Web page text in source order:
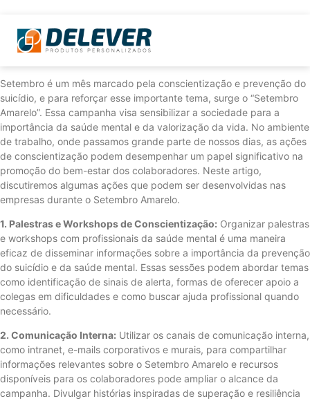
Setembro é um mês marcado pela conscientização e prevenção do
suicídio, e para reforçar esse importante tema, surge o “Setembro
Amarelo”. Essa campanha visa sensibilizar a sociedade para a
importância da saúde mental e da valorização da vida. No ambiente
de trabalho, onde passamos grande parte de nossos dias, as ações
de conscientização podem desempenhar um papel significativo na
promoção do bem-estar dos colaboradores. Neste artigo,
discutiremos algumas ações que podem ser desenvolvidas nas
empresas durante o Setembro Amarelo.
1. Palestras e Workshops de Conscientização: Organizar palestras
e workshops com profissionais da saúde mental é uma maneira
eficaz de disseminar informações sobre a importância da prevenção
do suicídio e da saúde mental. Essas sessões podem abordar temas
como identificação de sinais de alerta, formas de oferecer apoio a
colegas em dificuldades e como buscar ajuda profissional quando
necessário.
2. Comunicação Interna: Utilizar os canais de comunicação interna,
como intranet, e-mails corporativos e murais, para compartilhar
informações relevantes sobre o Setembro Amarelo e recursos
disponíveis para os colaboradores pode ampliar o alcance da
campanha. Divulgar histórias inspiradas de superação e resiliência